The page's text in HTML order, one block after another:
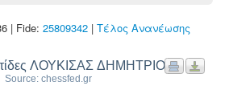
| Fide: 25809342 | Τέλος Ανανέωσης
ΛΟΥΚΙΣΑΣ ΔΗΜΗΤΡΙΟΣ
Source: chessfed.gr